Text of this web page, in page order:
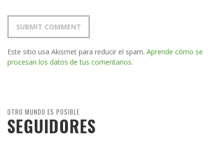
Este sitio usa Akismet para reducir el spam. Aprende cómo se
procesan los datos de tus comentarios.
OTRO MUNDO ES POSIBLE
SEGUIDORES